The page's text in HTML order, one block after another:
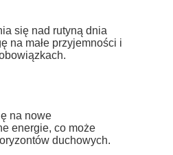
się nad rutyną dnia
na małe przyjemności i
na nowe
energie, co może
duchowych.